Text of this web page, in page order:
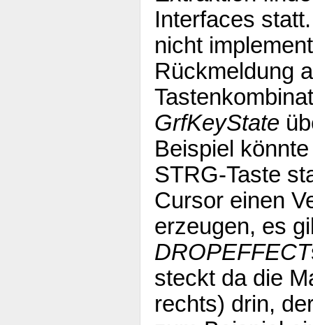
Interfaces
nicht
Rückmeldung
GrfKeyState
Beispiel
STRG-Taste
Cursor einen
erzeugen, es
DROPEFFECT
steckt da die
rechts) drin,